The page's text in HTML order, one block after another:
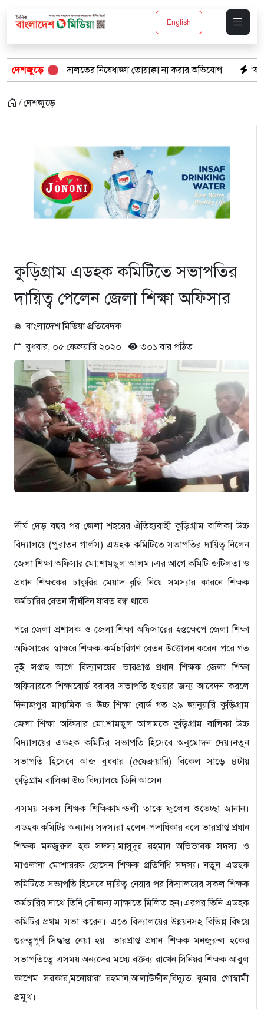
English
দেশজুড়ে
নিষেধাজ্ঞা তোয়াক্কা না করার অভিযোগ ‘ফল প্রকাশের আগেই ঝরল
/ দেশজুড়ে
কুড়িগ্রাম এডহক কমিটিতে সভাপতির
দায়িত্ব পেলেন জেলা শিক্ষা অফিসার
বাংলাদেশ মিডিয়া প্রতিবেদক
বুধবার, ০৫ ফেব্রুয়ারি ২০২০
৩০১ বার পঠিত
দীর্ঘ দেড় বছর পর জেলা শহরের ঐতিহ্যবাহী কুড়িগ্রাম বালিকা উচ্চ
বিদ্যালয়ে (পুরাতন গার্লস) এডহক কমিটিতে সভাপতির দায়িত্ব নিলেন
জেলা শিক্ষা অফিসার মো:শামছুল আলম।এর আগে কমিটি জটিলতা ও
প্রধান শিক্ষকের চাকুরির মেয়াদ বৃদ্ধি নিয়ে সমস্যার কারনে শিক্ষক
কর্মচারির বেতন দীর্ঘদিন যাবত বন্ধ থাকে।
পরে জেলা প্রশাসক ও জেলা শিক্ষা অফিসারের হস্তক্ষেপে জেলা শিক্ষা
অফিসারের স্বাক্ষরে শিক্ষক-কর্মচারিগণ বেতন উত্তোলন করেন।পরে গত
দুই সপ্তাহ আগে বিদ্যালয়ের ভারপ্রাপ্ত প্রধান শিক্ষক জেলা শিক্ষা
অফিসারকে শিক্ষাবোর্ড বরাবর সভাপতি হওয়ার জন্য আবেদন করলে
দিনাজপুর মাধ্যমিক ও উচ্চ শিক্ষা বোর্ড গত ২৯ জানুয়ারি কুড়িগ্রাম
জেলা শিক্ষা অফিসার মো:শামছুল আলমকে কুড়িগ্রাম বালিকা উচ্চ
বিদ্যালয়ের এডহক কমিটির সভাপতি হিসেবে অনুমোদন দেয়।নতুন
সভাপতি হিসেবে আজ বুধবার (৫ফেব্রুয়ারি) বিকেল সাড়ে ৪টায়
কুড়িগ্রাম বালিকা উচ্চ বিদ্যালয়ে তিনি আসেন।
এসময় সকল শিক্ষক শিক্ষিকামন্ডলী তাকে ফুলেল শুভেচ্ছা জানান।
এডহক কমিটির অন্যান্য সদস্যরা হলেন-পদাধিকার বলে ভারপ্রাপ্ত প্রধান
শিক্ষক মনজুরুল হক সদস্য,মাসুদুর রহমান অভিভাবক সদস্য ও
মাওলানা মোশাররফ হোসেন শিক্ষক প্রতিনিধি সদস্য। নতুন এডহক
কমিটিতে সভাপতি হিসেবে দায়িত্ব নেয়ার পর বিদ্যালয়ের সকল শিক্ষক
কর্মচারির সাথে তিনি সৌজন্য সাক্ষাতে মিলিত হন।এরপর তিনি এডহক
কমিটির প্রথম সভা করেন। এতে বিদ্যালয়ের উন্নয়নসহ বিভিন্ন বিষয়ে
গুরুত্বপূর্ণ সিদ্ধান্ত নেয়া হয়। ভারপ্রাপ্ত প্রধান শিক্ষক মনজুরুল হকের
সভাপতিত্বে এসময় অন্যদের মধ্যে বক্তব্য রাখেন সিনিয়র শিক্ষক আবুল
কাশেম সরকার,মনোয়ারা রহমান,আলাউদ্দীন,বিদ্যুত কুমার গোস্বামী
প্রমুখ।